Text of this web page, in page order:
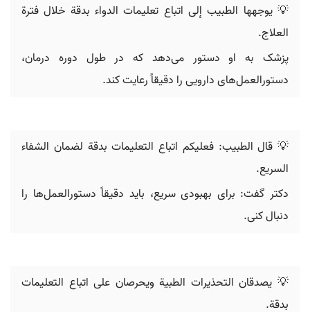
💡 يوجهها الطبيب إلى اتباع تعليمات الدواء بدقة خلال فترة
العلاج.
پزشک به او دستور می‌دهد که در طول دوره درمان،
دستورالعمل‌های دارویی را دقیقاً رعایت کند.
💡 قال الطبيب: فعليکم اتباع التعليمات بدقة لضمان الشفاء
السريع.
دکتر گفت: برای بهبودی سریع، باید دقیقاً دستورالعمل‌ها را
دنبال کنی.
💡 يصدقان التحذيرات الطبية ويحرصان على اتباع التعليمات
بدقة.